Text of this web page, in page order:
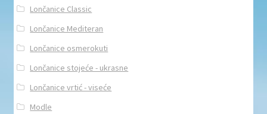
Lončanice Classic
Lončanice Mediteran
Lončanice osmerokuti
Lončanice stojeće - ukrasne
Lončanice vrtić - viseće
Modle